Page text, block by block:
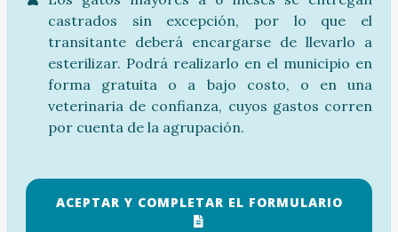
castrados sin excepción, por lo que el
transitante deberá encargarse de llevarlo a
esterilizar. Podrá realizarlo en el municipio en
forma gratuita o a bajo costo, o en una
veterinaria de confianza, cuyos gastos corren
por cuenta de la agrupación.
ACEPTAR Y COMPLETAR EL FORMULARIO